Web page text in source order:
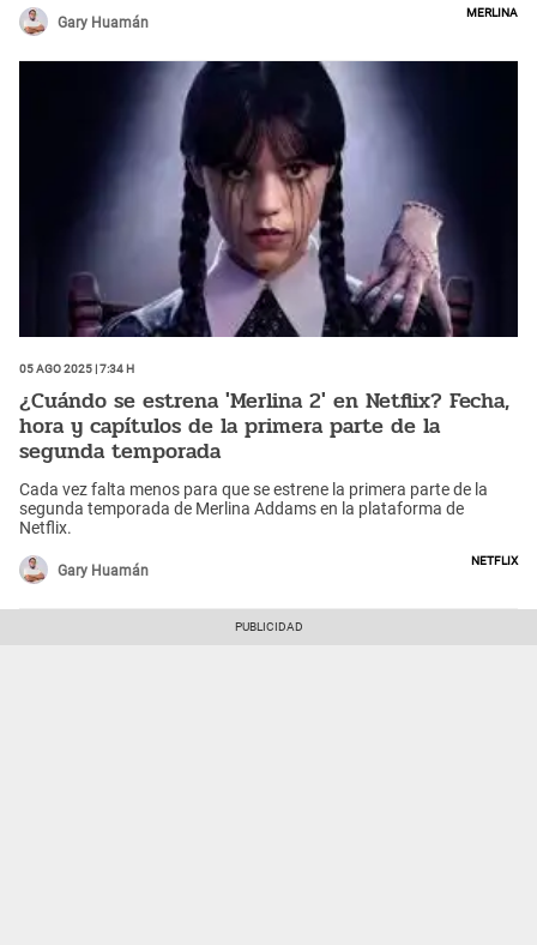
Gary Huamán
Merlina
05 Ago 2025 | 7:34 h
¿Cuándo se estrena 'Merlina 2' en Netflix? Fecha,
hora y capítulos de la primera parte de la
segunda temporada
Cada vez falta menos para que se estrene la primera parte de la
segunda temporada de Merlina Addams en la plataforma de
Netflix.
Gary Huamán
Netflix